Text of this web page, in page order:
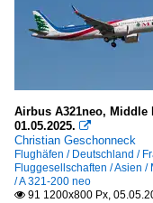
Türkei
Dubai
Embraer
Airbus A321neo, Middle
01.05.2025. 
Christian Geschonneck
Flughäfen / Deutschland /
Fluggesellschaften / Asien /
/ A 321-200 neo
 91 1200x800 Px,